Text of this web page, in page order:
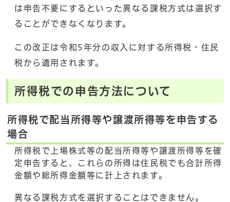
は申告不要にするといった異なる課税方式は選択す
ることができなくなります。
この改正は令和5年分の収入に対する所得税・住民
税から適用されます。
所得税での申告方法について
所得税で配当所得等や譲渡所得等を申告する
場合
所得税で上場株式等の配当所得等や譲渡所得等を確
定申告すると、これらの所得は住民税でも合計所得
金額や総所得金額等に計上されます。
異なる課税方式を選択することはできません。